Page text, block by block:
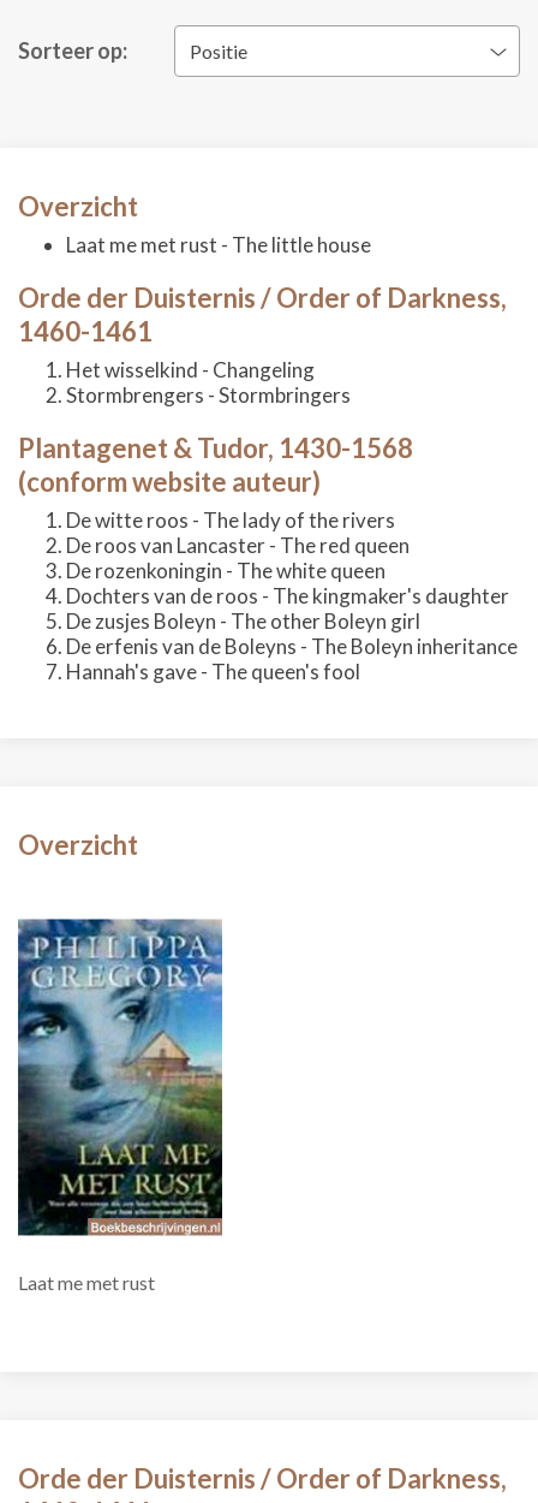
Sorteer op: Positie
Overzicht
Laat me met rust - The little house
Orde der Duisternis / Order of Darkness,
1460-1461
Het wisselkind - Changeling
Stormbrengers - Stormbringers
Plantagenet & Tudor, 1430-1568
(conform website auteur)
De witte roos - The lady of the rivers
De roos van Lancaster - The red queen
De rozenkoningin - The white queen
Dochters van de roos - The kingmaker's daughter
De zusjes Boleyn - The other Boleyn girl
De erfenis van de Boleyns - The Boleyn inheritance
Hannah's gave - The queen's fool
Overzicht
Laat me met rust
Orde der Duisternis / Order of Darkness,